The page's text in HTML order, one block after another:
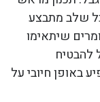
שלב מתבצע
שיתאימו
להבטיח
באופן חיובי על